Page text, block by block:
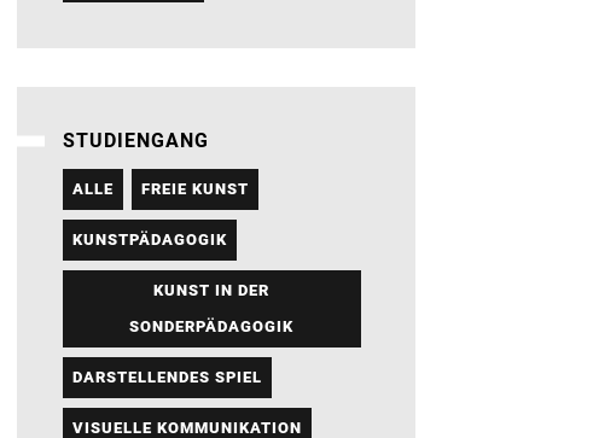
STUDIENGANG
ALLE FREIE KUNST
KUNSTPÄDAGOGIK
KUNST IN DER
SONDERPÄDAGOGIK
DARSTELLENDES SPIEL
VISUELLE KOMMUNIKATION